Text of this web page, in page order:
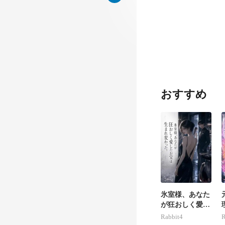
おすすめ
氷室様、あなた
が狂おしく愛し
たお宝は生まれ
Rabbit4